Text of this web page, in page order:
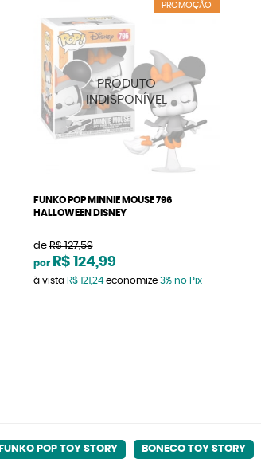
PROMOÇÃO
FUNKO POP MINNIE MOUSE 796
HALLOWEEN DISNEY
de R$ 127,59
por R$ 124,99
à vista R$ 121,24economize 3% no Pix
FUNKO POP TOY STORY BONECO TOY STORY